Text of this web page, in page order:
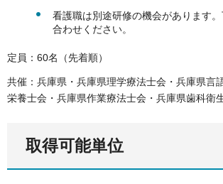
看護職は別途研修の機会があります
合わせください。
定員：60名（先着順）
共催：兵庫県・兵庫県理学療法士会・兵庫県言
栄養士会・兵庫県作業療法士会・兵庫県歯科衛
取得可能単位